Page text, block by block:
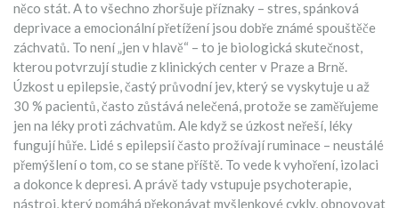
něco stát. A to všechno zhoršuje příznaky – stres, spánková
deprivace a emocionální přetížení jsou dobře známé spouštěče
záchvatů. To není „jen v hlavě“ – to je biologická skutečnost,
kterou potvrzují studie z klinických center v Praze a Brně.
Úzkost u epilepsie,častý průvodní jev, který se vyskytuje u až
30 % pacientů, často zůstává nelečená, protože se zaměřujeme
jen na léky proti záchvatům. Ale když se úzkost neřeší, léky
fungují hůře. Lidé s epilepsií často prožívají ruminace – neustálé
přemýšlení o tom, co se stane příště. To vede k vyhoření, izolaci
a dokonce k depresi. A právě tady vstupuje psychoterapie,
nástroj, který pomáhá překonávat myšlenkové cykly, obnovovat